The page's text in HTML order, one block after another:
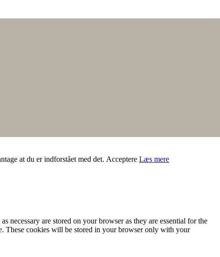
at du er indforstået med det. Acceptere Læs mere
necessary are stored on your browser as they are essential for the
These cookies will be stored in your browser only with your